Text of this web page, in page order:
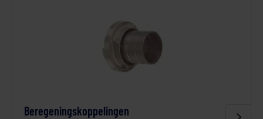
Beregeningskoppelingen